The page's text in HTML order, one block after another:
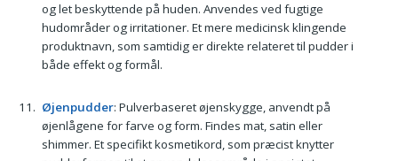
og let beskyttende på huden. Anvendes ved fugtige
hudområder og irritationer. Et mere medicinsk klingende
produktnavn, som samtidig er direkte relateret til pudder i
både effekt og formål.
Øjenpudder: Pulverbaseret øjenskygge, anvendt på
øjenlågene for farve og form. Findes mat, satin eller
shimmer. Et specifikt kosmetikord, som præcist knytter